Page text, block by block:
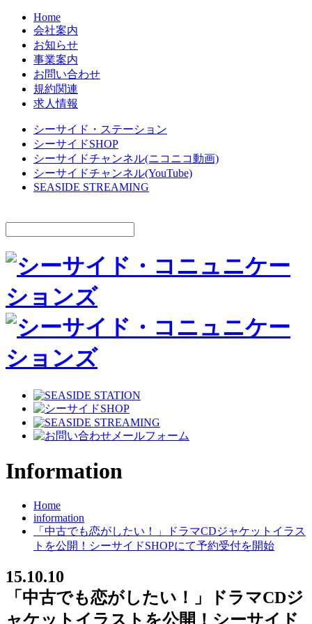
Home
会社案内
お知らせ
事業案内
お問い合わせ
規約関連
求人情報
シーサイド・ステーション
シーサイドSHOP
シーサイドチャンネル(ニコニコ動画)
シーサイドチャンネル(YouTube)
SEASIDE STREAMING
Information
Home
information
「中古でも恋がしたい！」ドラマCDジャケットイラス
トを公開！シーサイドSHOPにて予約受付を開始
15.10.10
「中古でも恋がしたい！」ドラマCDジ
ャケットイラストを公開！シーサイド